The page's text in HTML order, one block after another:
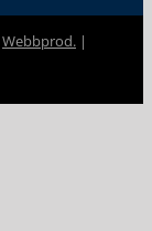
Webbprod. |